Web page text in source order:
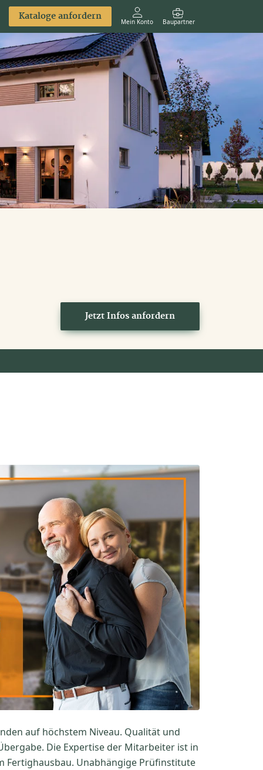
Kataloge anfordern Mein Konto
Anmelden
Baupartner
Jetzt Infos anfordern
auf höchstem Niveau. Qualität und
Die Expertise der Mitarbeiter ist in
Fertighausbau. Unabhängige Prüfinstitute